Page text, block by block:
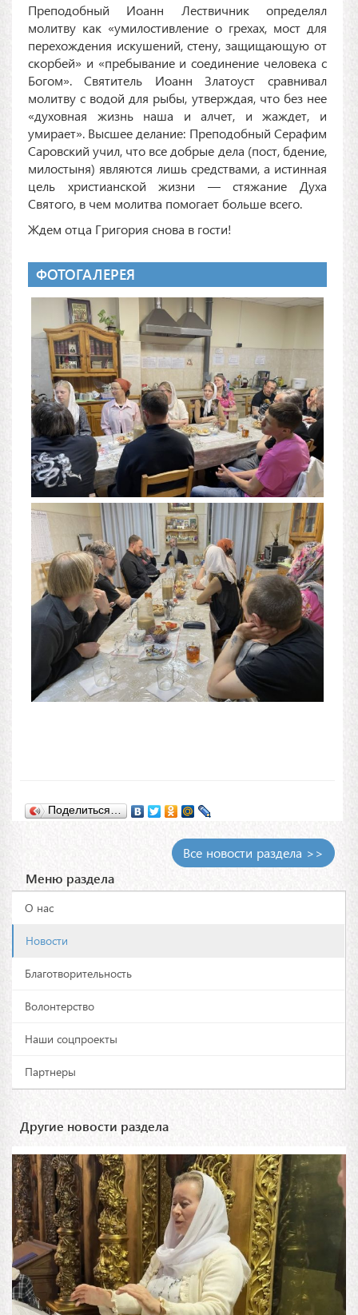
Преподобный Иоанн Лествичник определял
молитву как «умилостивление о грехах, мост для
перехождения искушений, стену, защищающую от
скорбей» и «пребывание и соединение человека с
Богом». Святитель Иоанн Златоуст сравнивал
молитву с водой для рыбы, утверждая, что без нее
«духовная жизнь наша и алчет, и жаждет, и
умирает». Высшее делание: Преподобный Серафим
Саровский учил, что все добрые дела (пост, бдение,
милостыня) являются лишь средствами, а истинная
цель христианской жизни — стяжание Духа
Святого, в чем молитва помогает больше всего.
Ждем отца Григория снова в гости!
ФОТОГАЛЕРЕЯ
Поделиться…
Все новости раздела >>
Меню раздела
О нас
Новости
Благотворительность
Волонтерство
Наши соцпроекты
Партнеры
Другие новости раздела